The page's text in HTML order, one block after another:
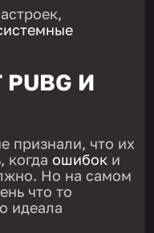
И
признали, что их
когдаошибок и
Но на самом
что то
идеала